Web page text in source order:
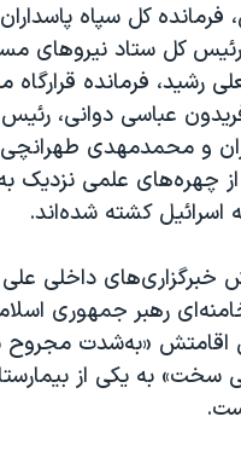
جایزه نوبل صلح
آمریکا «سی‌پک»
ترامپ به چین
کل سپاه پاسداران
کل ستاد نیروهای
رشید، فرمانده قرارگاه
فریدون عباسی دوانی،
و محمدمهدی
از چهره‌های علمی نزدیک
اسرائیل کشته شده‌اند.
خبرگزاری‌های داخلی
رهبر جمهوری
اقامتش «به‌شدت مجروح
به یکی از